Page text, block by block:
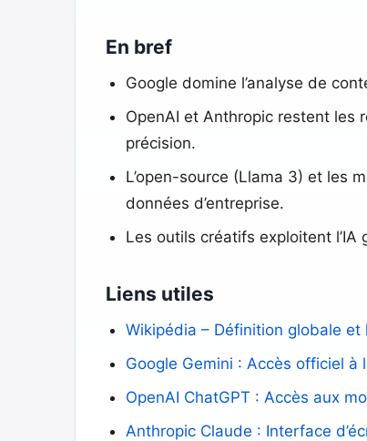
En bref
Google domine l’analyse de
OpenAI et Anthropic restent les
précision.
L’open-source (Llama 3) et les
données d’entreprise.
Les outils créatifs exploitent
Liens utiles
Wikipédia – Définition globale et
Google Gemini : Accès officiel
OpenAI ChatGPT : Accès aux
Anthropic Claude : Interface